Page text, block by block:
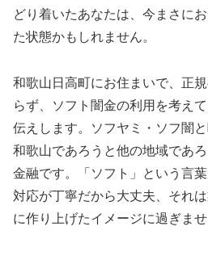
どり着いたあなたは、今まさに
た状態かもしれません。
和歌山日高町にお住まいで、正
らず、ソフト闇金の利用を考え
伝えします。ソフヤミ・ソフ闇
和歌山であろうと他の地域であ
金融です。「ソフト」という言
対応が丁寧だから大丈夫、それ
に作り上げたイメージに過ぎませ